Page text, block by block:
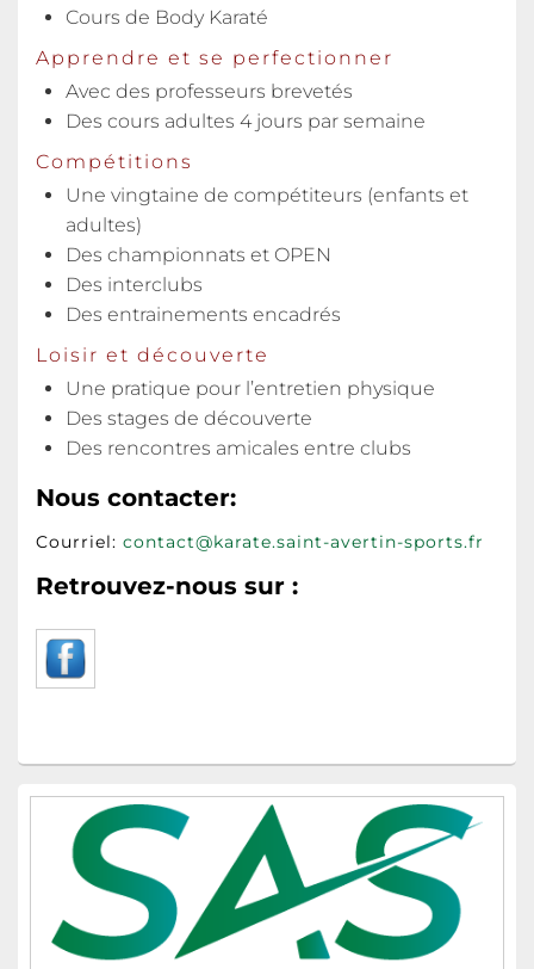
Cours de Body Karaté
Apprendre et se perfectionner
Avec des professeurs brevetés
Des cours adultes 4 jours par semaine
Compétitions
Une vingtaine de compétiteurs (enfants et
adultes)
Des championnats et OPEN
Des interclubs
Des entrainements encadrés
Loisir et découverte
Une pratique pour l’entretien physique
Des stages de découverte
Des rencontres amicales entre clubs
Nous contacter:
Courriel: contact@karate.saint-avertin-sports.fr
Retrouvez-nous sur :
Zone
principale
latérale